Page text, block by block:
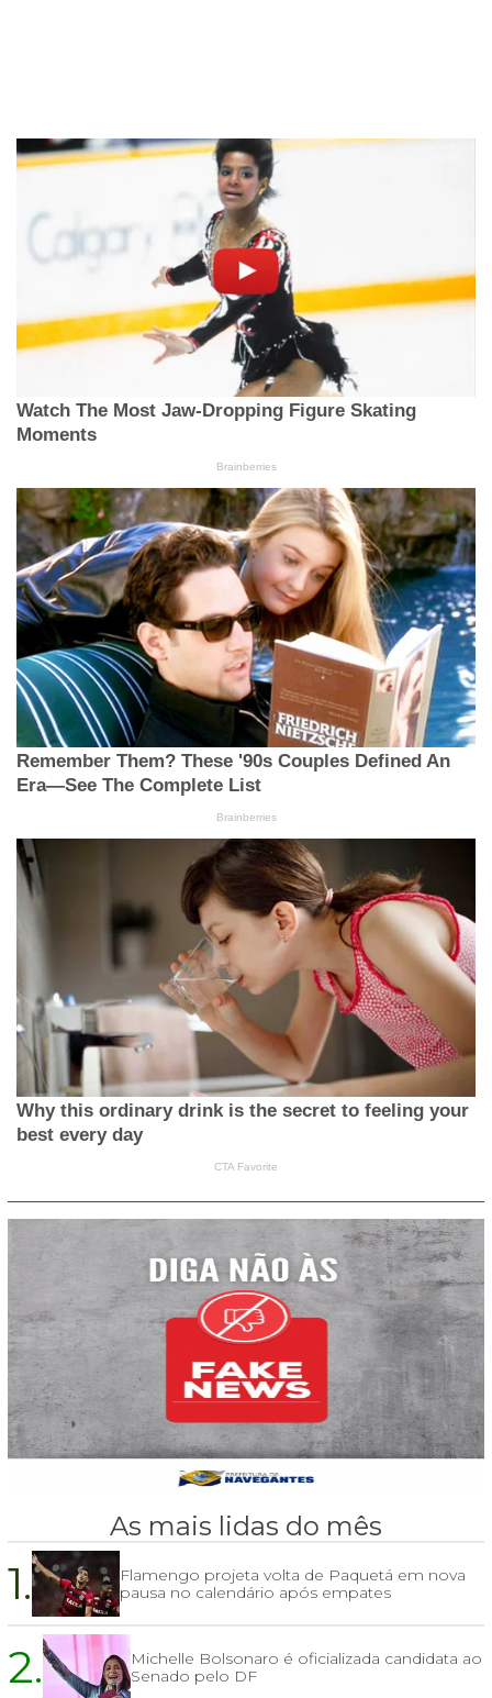
As mais lidas do mês
1.
Flamengo projeta volta de Paquetá em nova
pausa no calendário após empates
2.
Michelle Bolsonaro é oficializada candidata ao
Senado pelo DF